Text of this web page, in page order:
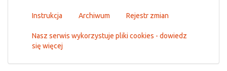
Instrukcja Archiwum Rejestr zmian
Nasz serwis wykorzystuje pliki cookies - dowiedz
się więcej